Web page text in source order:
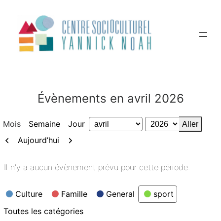
contenu
Évènements en avril 2026
Mois Semaine Jour
Mois
Année
Précédent
Aujourd’hui Suivant
Il n’y a aucun évènement prévu pour cette période.
Catégories
Culture Famille General
sport
Toutes les catégories